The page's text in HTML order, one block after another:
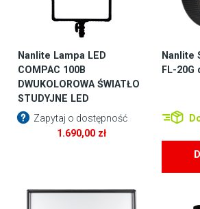
Nanlite Lampa LED
COMPAC 100B
DWUKOLOROWA ŚWIATŁO
STUDYJNE LED
Zapytaj o dostępność
1.690,00 zł
Nanlite
FL-20G